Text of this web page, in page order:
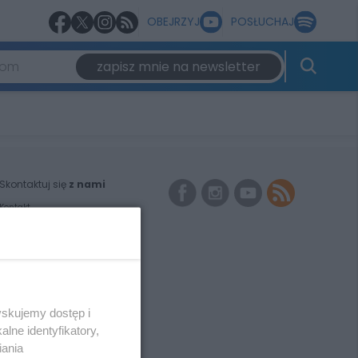
OBEJRZYJ POSŁUCHAJ
zapisz mnie na newsletter
Skontaktuj się z nami
Kontakt
dostęp i
identyfikatory,